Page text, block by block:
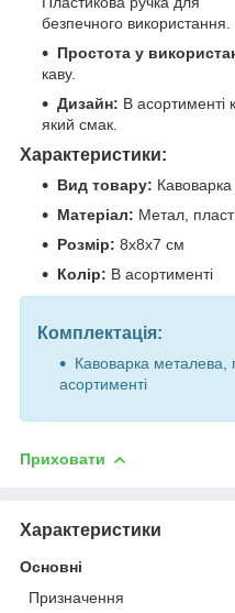
безпечного використання.
Простота у
каву.
Дизайн: В асортименті
який смак.
Характеристики:
Вид товару: Кавоварка
Матеріал: Метал,
Розмір: 8х8х7 см
Колір: В асортименті
Комплектація:
Кавоварка металева,
асортименті
Приховати
Характеристики
Основні
Призначення